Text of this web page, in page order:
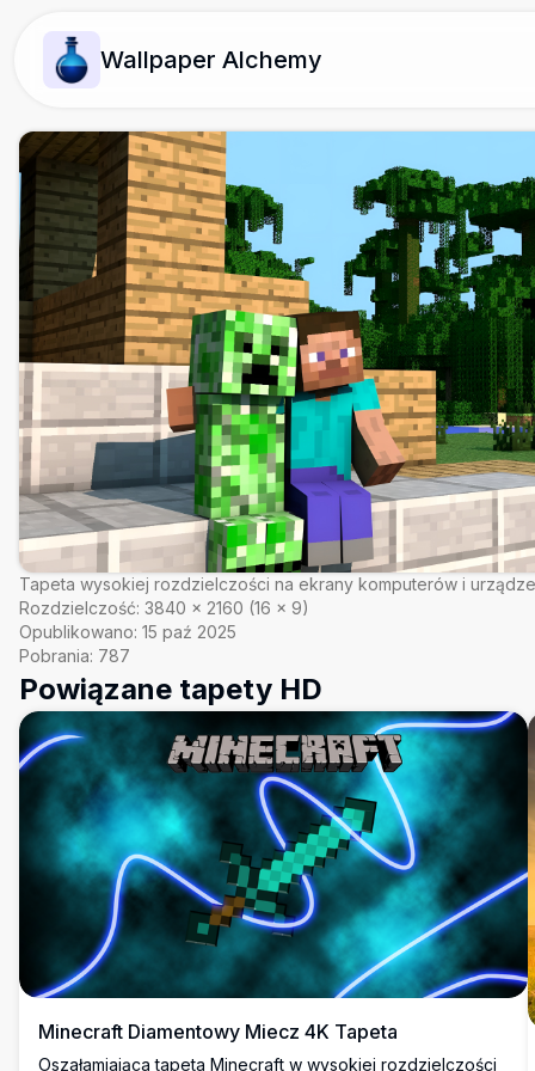
Wallpaper Alchemy
Tapeta wysokiej rozdzielczości na ekrany komputerów i
Rozdzielczość: 3840 × 2160 (16 × 9)
Opublikowano: 15 paź 2025
Pobrania: 787
Powiązane tapety HD
Minecraft Diamentowy Miecz 4K Tapeta
Oszałamiająca tapeta Minecraft w wysokiej rozdzielczości